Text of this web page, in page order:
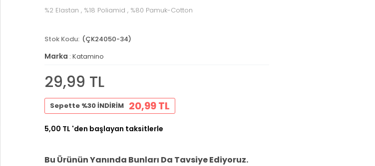
%2 Elastan , %18 Poliamid , %80 Pamuk-Cotton
(ÇK24050-34)
Marka : Katamino
29,99 TL
Sepette %30 İNDİRİM 20,99 TL
5,00 TL 'den başlayan taksitlerle
Bu Ürünün Yanında Bunları Da Tavsiye Ediyoruz.